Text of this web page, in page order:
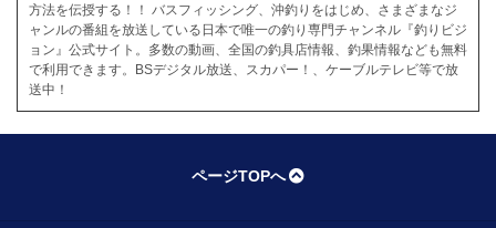
方法を伝授する！！ バスフィッシング、沖釣りをはじめ、さまざまなジ
ャンルの番組を放送している日本で唯一の釣り専門チャンネル『釣りビジ
ョン』公式サイト。多数の動画、全国の釣具店情報、釣果情報なども無料
で利用できます。BSデジタル放送、スカパー！、ケーブルテレビ等で放
送中！
ページTOPへ